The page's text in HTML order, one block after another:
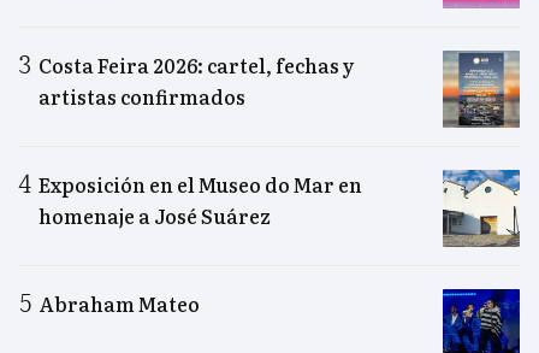
Costa Feira 2026: cartel, fechas y
artistas confirmados
Exposición en el Museo do Mar en
homenaje a José Suárez
Abraham Mateo